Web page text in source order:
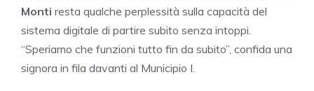
Monti resta qualche perplessità sulla capacità del
sistema digitale di partire subito senza intoppi.
“Speriamo che funzioni tutto fin da subito”, confida una
signora in fila davanti al Municipio I.